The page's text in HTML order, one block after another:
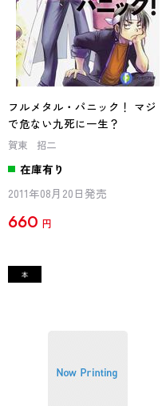
フルメタル・パニック！ マジ
で危ない九死に一生？
賀東 招二
在庫有り
2011年08月20日発売
660 円